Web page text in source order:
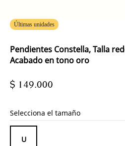
Últimas unidades
Pendientes Constella, Talla
Acabado en tono oro
$ 149.000
Selecciona el tamaño